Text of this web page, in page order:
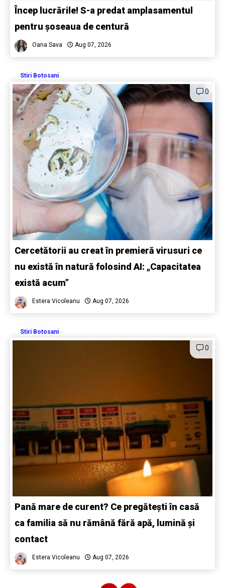
Încep lucrările! S-a predat amplasamentul
pentru șoseaua de centură
Oana Sava Aug 07, 2026
Stiri Botosani
0
Cercetătorii au creat în premieră virusuri ce
nu există în natură folosind AI: „Capacitatea
există acum”
Estera Vicoleanu Aug 07, 2026
Stiri Botosani
0
Pană mare de curent? Ce pregătești în casă
ca familia să nu rămână fără apă, lumină și
contact
Estera Vicoleanu Aug 07, 2026